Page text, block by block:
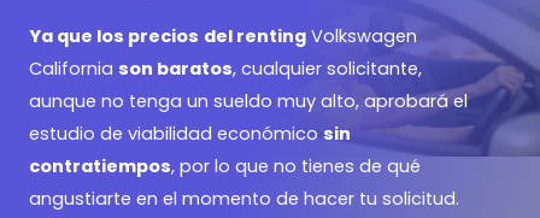
Ya que los precios del renting Volkswagen
California son baratos, cualquier solicitante,
aunque no tenga un sueldo muy alto, aprobará el
estudio de viabilidad económico sin
contratiempos, por lo que no tienes de qué
angustiarte en el momento de hacer tu solicitud.